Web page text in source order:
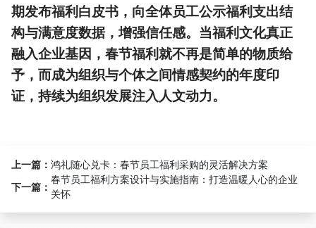
期发布福利白皮书，向全体员工公示福利支出结
构与满意度数据，增强信任感。当福利文化真正
融入企业基因，春节福利就不再是简单的物质给
予，而成为组织与个体之间情感契约的年度印
证，持续为组织发展注入人文动力。
上一篇： 鸿礼随心兑卡：春节员工福利采购的灵活解决方案
下一篇：
春节员工福利方案设计与实施指南：打造温暖人心的企业
关怀